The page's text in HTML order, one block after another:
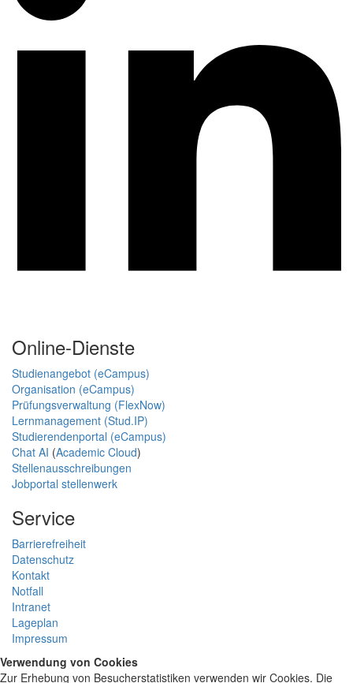
Online-Dienste
Studienangebot (eCampus)
Organisation (eCampus)
Prüfungsverwaltung (FlexNow)
Lernmanagement (Stud.IP)
Studierendenportal (eCampus)
Chat AI (Academic Cloud)
Stellenausschreibungen
Jobportal stellenwerk
Service
Barrierefreiheit
Datenschutz
Kontakt
Notfall
Intranet
Lageplan
Impressum
Verwendung von Cookies
Zur Erhebung von Besucherstatistiken verwenden wir Cookies. Die